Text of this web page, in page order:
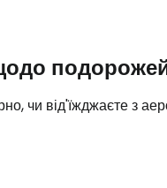
чи від'їжджаєте з
до